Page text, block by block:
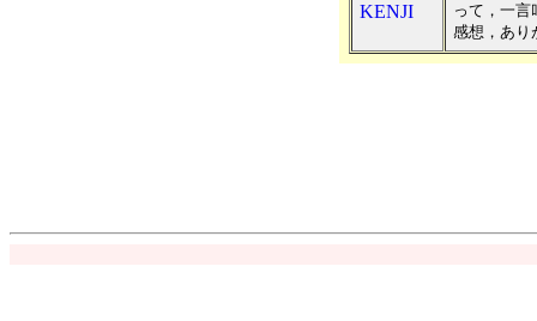
KENJI
って，一
感想，あり